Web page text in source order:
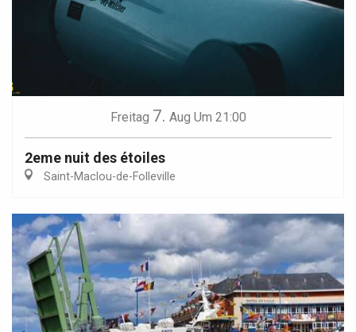
Freitag 7. Aug Um 21:00
2eme nuit des étoiles
Saint-Maclou-de-Folleville